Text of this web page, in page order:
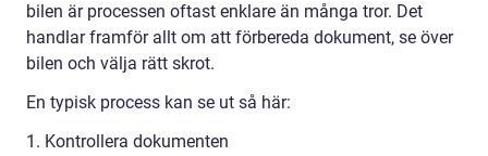
bilen är processen oftast enklare än många tror. Det
handlar framför allt om att förbereda dokument, se över
bilen och välja rätt skrot.
En typisk process kan se ut så här:
1. Kontrollera dokumenten